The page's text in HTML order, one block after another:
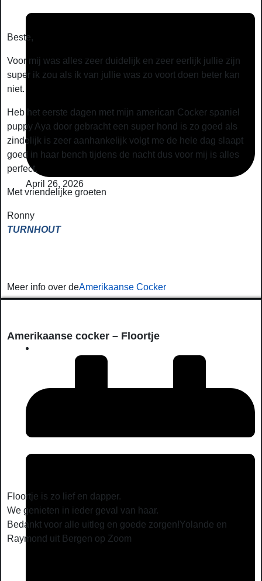
April 26, 2026
Beste,
Voor mij was alles zeer duidelijk en zeer eerlijk jullie zijn
super ik zou als ik van jullie was zo voort doen beter kan
niet.
Heb het eerste dagen met mijn american Cocker spaniel
puppy Aya door gebracht een super hond is zo goed als
zindelijk is zeer aanhankelijk volgt me de hele dag slaapt
goed in haar bench tijdens de nacht dus voor mij is alles
perfect.
Met vriendelijke groeten
Ronny
TURNHOUT
Meer info over deAmerikaanse Cocker
Amerikaanse cocker – Floortje
Floortje is zo lief en dapper.
We genieten in ieder geval van haar.
Bedankt voor alle uitleg en goede zorgen!Yolande en
Raymond uit Bergen op Zoom